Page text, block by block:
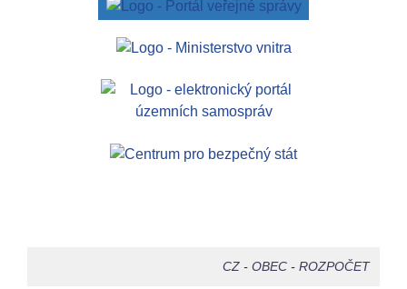
CZ- OBEC- ROZPOČET